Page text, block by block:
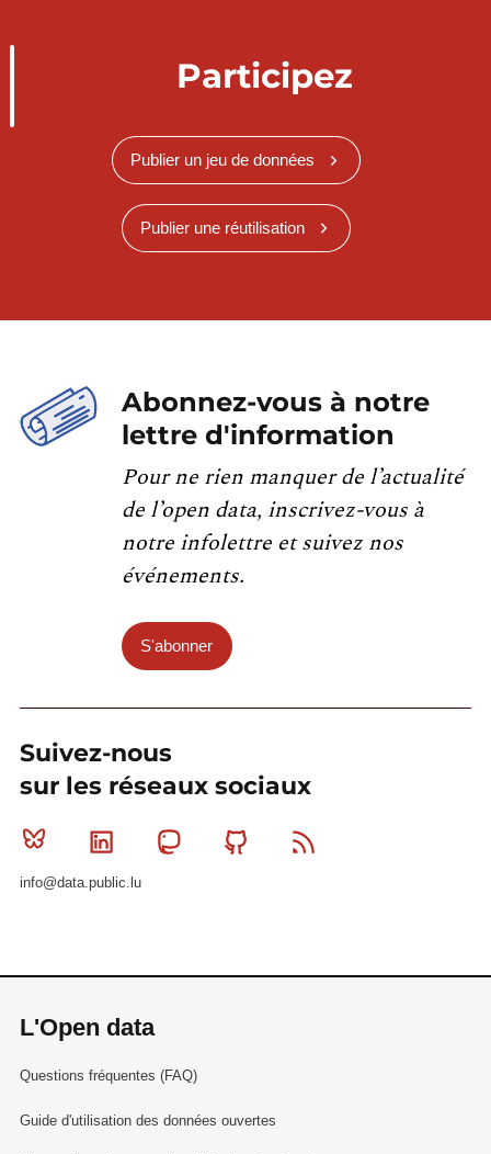
Participez
Publier un jeu de données
Publier une réutilisation
Abonnez-vous à notre
lettre d'information
Pour ne rien manquer de l’actualité
de l’open data, inscrivez-vous à
notre infolettre et suivez nos
événements.
S'abonner
Suivez-nous
sur les réseaux sociaux
Bluesky Linkedin MastodonGithub
info@data.public.lu
L'Open data
Questions fréquentes (FAQ)
Guide d'utilisation des données ouvertes